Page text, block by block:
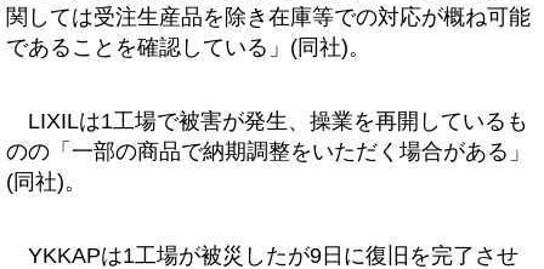
関しては受注生産品を除き在庫等での対応が概ね可能
であることを確認している」(同社)。
LIXILは1工場で被害が発生、操業を再開しているも
のの「一部の商品で納期調整をいただく場合がある」
(同社)。
YKKAPは1工場が被災したが9日に復旧を完了させ